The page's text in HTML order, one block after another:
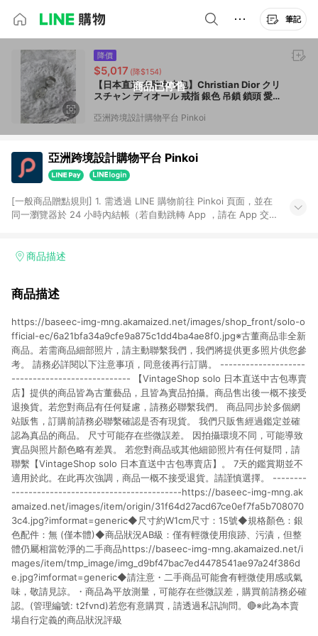
筆記
商品已停售
降價
$5,017 (降$154)
【日本直送 名牌中古包】Christian Dior クリ
スチャン ディオール 戒指 銀色 吊鎖 鎖頭 愛
亞洲跨境設計購物平台 Pinkoi
亞洲跨境設計購物平台 Pinkoi
[一般商品贈點規則] 1. 需透過 LINE 購物前往 Pinkoi 頁面，並在
同一瀏覽器於 24 小時內結帳（若自動跳轉 App ，請在 App 交
回饋訂單不得享有 Pinkoi 站方優惠，例如首購優惠，P coins，
行為，不具贈點資格，部分退款不在此限。 6. APP 請更新至
貨後 45 天後發送。 8. 群眾募資商品，禮物卡，開館保證金，補
運費，攤位費等不具贈點資格。 9. LINE 購物站上之商品規格、
顏色、價位、贈品如與 Pinkoi 商品資訊頁及購物車不符，以
Pinkoi 購物商品資訊頁及購物車標示為準。 10. 點數紅包使用規
則請以點數紅包活動說明為準。 11. 若於 LINE 購物前往 Pinkoi
頁面後才首次下載 Pinkoi APP 並完成訂單，不符合導購資格；承
上，首次下載 Pinkoi APP 後，需透過 LINE 購物前往 Pinkoi 頁
面，方享導購資格。
商品描述
商品描述
https://baseec-img-mng.akamaized.net/images/shop_front/solo-o
fficial-ec/6a21bfa34a9cfe9a875c1dd4ba4ae8f0.jpg※古董商品非全新
商品。若需商品細部照片，請主動聯繫我們，我們將提供更多照片供您參
考。 請務必詳閱以下注意事項，同意後再行訂購。 --------------------
---------------------------- 【VintageShop solo 日本直送中古包專賣
店】提供的商品皆為古董藝品，且皆為實品拍攝。商品售出後一概不接受
退換貨。若您對商品有任何疑慮，請務必聯繫我們。 商品同步於多個網
站販售，訂購前請務必聯繫確認是否有現貨。 我們只販售經過鑑定並確
認為真品的商品。 尺寸可能存在些微誤差。 因拍攝環境不同，可能導致
實品與照片顏色略有差異。 若您對商品或其他細節照片有任何疑問，請
聯繫【VintageShop solo 日本直送中古包專賣店】。 7天的鑑賞期並不
適用於此。在此再次強調，商品一概不接受退貨。請謹慎選擇。 --------
----------------------------------------https://baseec-img-mng.ak
amaized.net/images/item/origin/31f64d27acd67ce0ef7fa5b708070
3c4.jpg?imformat=generic◆尺寸約W1cm尺寸：15號◆規格顏色：銀
色配件：無 (僅本體)◆商品狀況AB級：僅有輕微使用痕跡、污漬，但整
體仍屬相當乾淨的二手商品https://baseec-img-mng.akamaized.net/i
mages/item/tmp_image/img_d9bf47bac7ed4478541ae97a24f386d
e.jpg?imformat=generic◆請注意・二手商品可能會有輕微使用感或氣
味，敬請見諒。・商品為平放測量，可能存在些微誤差，購買前請務必確
認。(管理編號: t2fvnd)若您有意購買，請透過私訊詢問。🔴※此為本賣
場自行定義的商品狀況評級